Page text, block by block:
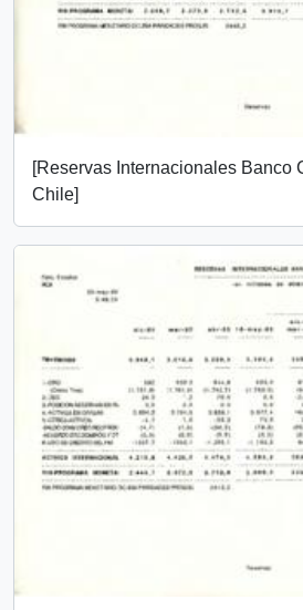
[Reservas Internacionales Banco
Chile]